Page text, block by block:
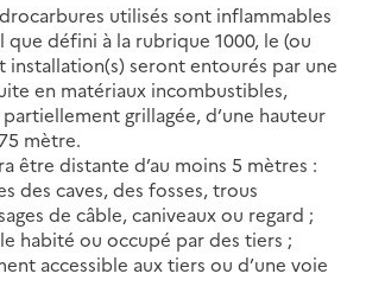
utilisés sont inflammables
défini à la rubrique 1000, le (ou
installation(s) seront entourés par une
en matériaux incombustibles,
grillagée, d’une hauteur
mètre.
être distante d’au moins 5 mètres :
des caves, des fosses, trous
de câble, caniveaux ou regard ;
habité ou occupé par des tiers ;
accessible aux tiers ou d’une voie